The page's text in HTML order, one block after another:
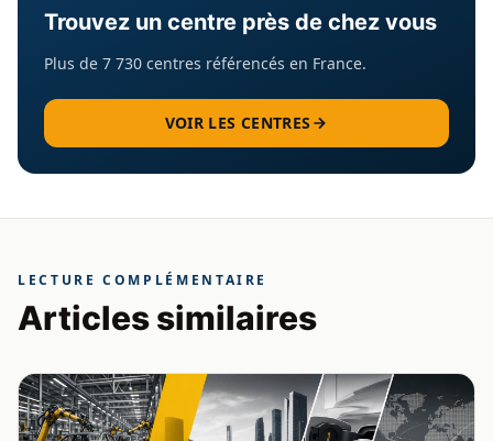
Trouvez un centre près de chez vous
Plus de 7 730 centres référencés en France.
VOIR LES CENTRES
LECTURE COMPLÉMENTAIRE
Articles similaires